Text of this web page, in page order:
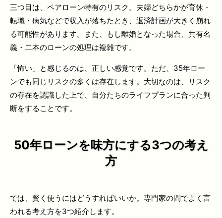
三つ目は、ペアローン特有のリスク。夫婦どちらかが育休・
転職・病気などで収入が落ちたとき、返済計画が大きく崩れ
る可能性があります。また、もし離婚となった場合、共有名
義・二本のローンの処理は複雑です。
「怖い」と感じるのは、正しい感覚です。ただ、35年ロー
ンでも同じリスクの多くは存在します。大切なのは、リスク
の存在を認識した上で、自分たちのライフプランに合った判
断をすることです。
50年ローンを味方にする3つの考え
方
では、賢く使うにはどうすればいいか。専門家の間でよく言
われる考え方を3つ紹介します。